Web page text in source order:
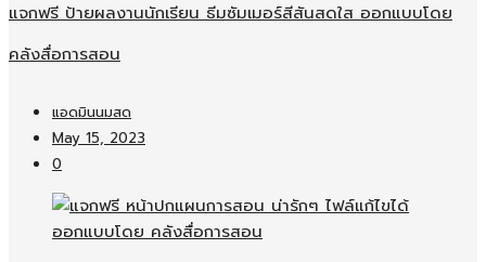
แจกฟรี ป้ายผลงานนักเรียน ธีมซัมเมอร์สีสันสดใส ออกแบบโดย
คลังสื่อการสอน
แอดมินนมสด
May 15, 2023
0